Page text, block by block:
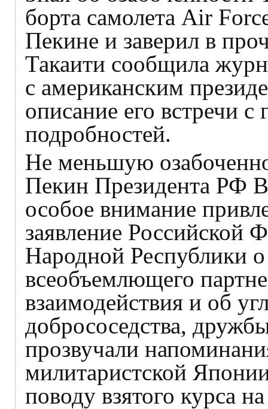
борта самолета Air
Пекине и заверил в
Такаити сообщила
с американским
описание его встречи
подробностей.
Не меньшую
Пекин Президента РФ
особое внимание
заявление Российской
Народной Республики
всеобъемлющего
взаимодействия и об
добрососедства,
прозвучали
милитаристской
поводу взятого курса